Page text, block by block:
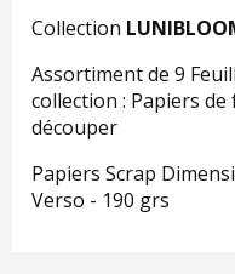
Collection
Assortiment de 9
collection : Papiers
découper
Papiers Scrap
Verso - 190 grs